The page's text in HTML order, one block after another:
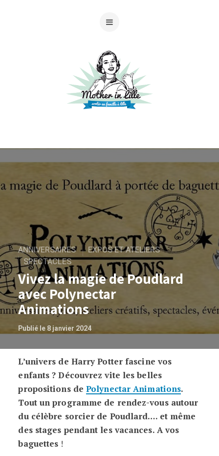
ANNIVERSAIRES
EXPOS ET ATELIERS
SPECTACLES
Vivez la magie de Poudlard
avec Polynectar
Animations
Publié le 8 janvier 2024
Vivez la magie de Poudlard avec
L’univers de Harry Potter fascine vos
enfants ? Découvrez vite les belles
propositions dePolynectar Animations.
Tout un programme de rendez-vous autour
du célèbre sorcier de Poudlard…. et même
des stages pendant les vacances. A vos
baguettes !